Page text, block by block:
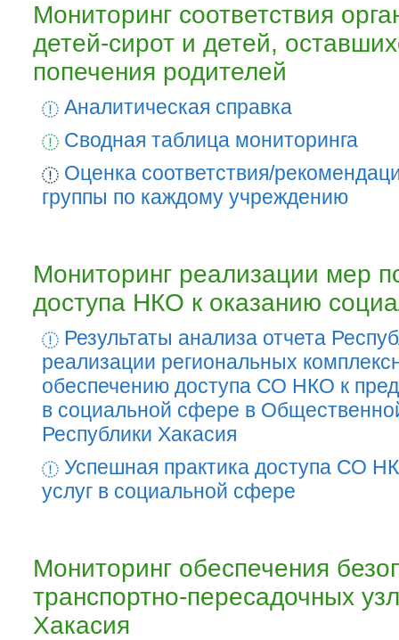
Мониторинг соответствия
детей-сирот и детей,
попечения родителей
Аналитическая справка
Сводная таблица мониторинга
Оценка соответствия/
группы по каждому учреждению
Мониторинг реализации мер
доступа НКО к оказанию
Результаты анализа отчета
реализации региональных
обеспечению доступа СО НКО к
в социальной сфере в
Республики Хакасия
Успешная практика доступа СО
услуг в социальной сфере
Мониторинг обеспечения
транспортно-пересадочных
Хакасия